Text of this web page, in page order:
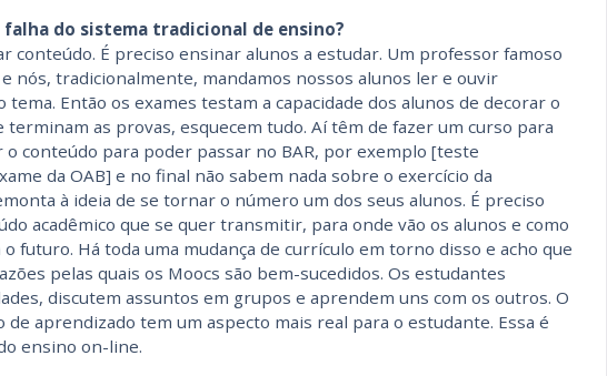
do sistema tradicional de ensino?
conteúdo. É preciso ensinar alunos a estudar. Um professor famoso
nós, tradicionalmente, mandamos nossos alunos ler e ouvir
tema. Então os exames testam a capacidade dos alunos de decorar o
terminam as provas, esquecem tudo. Aí têm de fazer um curso para
conteúdo para poder passar no BAR, por exemplo [teste
da OAB] e no final não sabem nada sobre o exercício da
à ideia de se tornar o número um dos seus alunos. É preciso
acadêmico que se quer transmitir, para onde vão os alunos e como
futuro. Há toda uma mudança de currículo em torno disso e acho que
pelas quais os Moocs são bem-sucedidos. Os estudantes
discutem assuntos em grupos e aprendem uns com os outros. O
aprendizado tem um aspecto mais real para o estudante. Essa é
ensino on-line.